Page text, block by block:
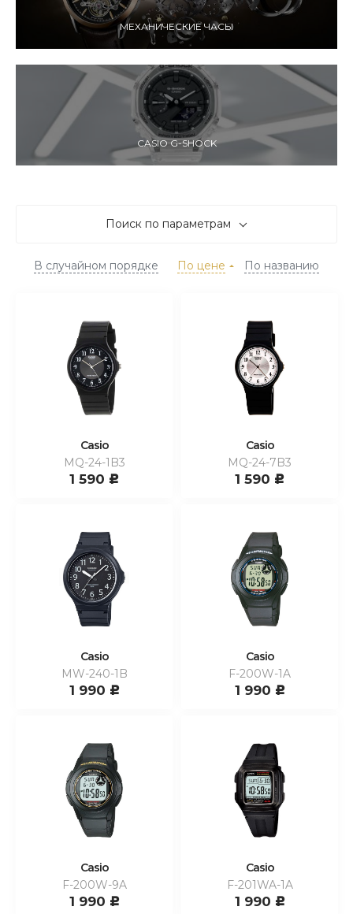
МЕХАНИЧЕСКИЕ ЧАСЫ
CASIO G-SHOCK
Поиск по параметрам
В случайном порядке По цене По названию
Casio
MQ-24-1B3
1 590 c
Casio
MQ-24-7B3
1 590 c
Casio
MW-240-1B
1 990 c
Casio
F-200W-1A
1 990 c
Casio
F-200W-9A
1 990 c
Casio
F-201WA-1A
1 990 c